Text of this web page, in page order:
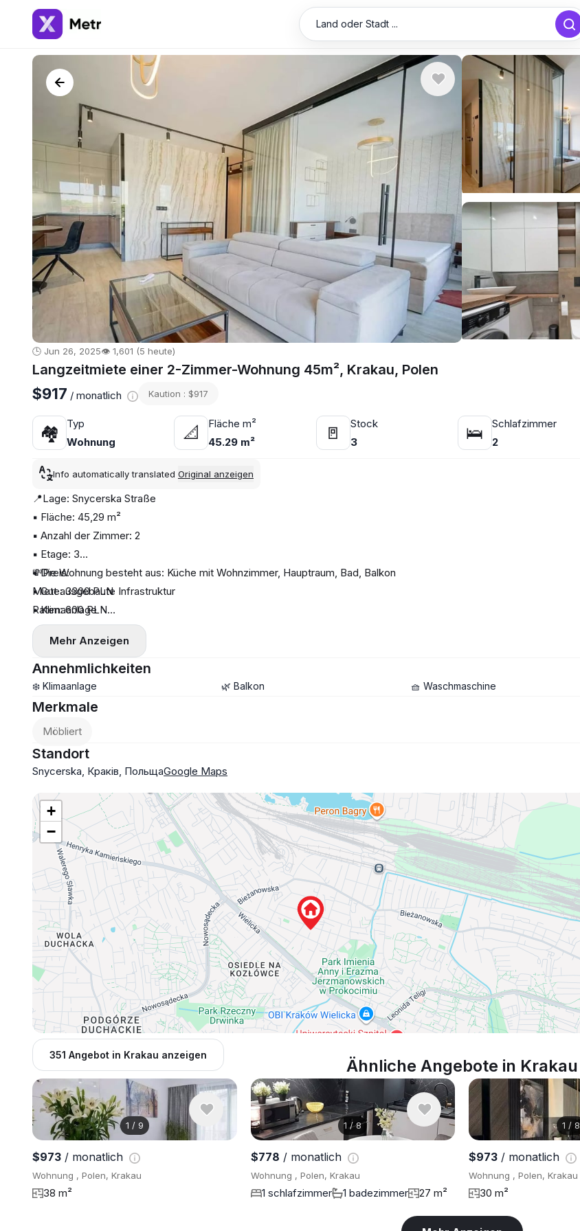
Land oder Stadt ...
🕒 Jun 26, 2025👁️ 1,601 (5 heute)
Langzeitmiete einer 2-Zimmer-Wohnung 45m², Krakau, Polen
$917 / monatlich Kaution : $917
🏘
Typ
Wohnung
📐
Fläche m²
45.29 m²
🚪
Stock
3
🛌
Schlafzimmer
2
Info automatically translated Original anzeigen
📍Lage: Snycerska Straße
▪️ Fläche: 45,29 m²
▪️ Anzahl der Zimmer: 2
▪️ Etage: 3
▪️ Die Wohnung besteht aus: Küche mit Wohnzimmer, Hauptraum, Bad, Balkon
▪️ Gut ausgebaute Infrastruktur
▪️ Klimaanlage
▪️ Alles für ein komfortables Leben vorhanden
▪️ Ein Parkplatz kann angemietet werden
💸Preis:
Miete: 3300 PLN
Raten: 600 PLN
Strom nach Verbrauch
Kaucia: 3300 PLN
Mehr Anzeigen
Annehmlichkeiten
❄️ Klimaanlage 🌿 Balkon 🧺 Waschmaschine
Merkmale
Möbliert
Standort
Snycerska, Краків, ПольщаGoogle Maps
+
−
351 Angebot in Krakau anzeigen
Ähnliche Angebote in Krakau
1 / 9
$973 / monatlich
Wohnung , Polen, Krakau
38 m²
1 /8
$778 / monatlich
Wohnung , Polen, Krakau
1 schlafzimmer 1 badezimmer 27 m²
1 / 8
$973 / monatlich
Wohnung , Polen, Krakau
30 m²